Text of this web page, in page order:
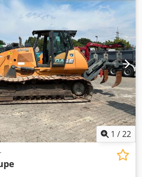
190 cv Horas: 6348 Transmissão:
Depósito de diesel: 1 Capacidade do
Assento pneumático: ? Freio a disco:
Dimensão do pneu: 600/65R25 +
Csdpfsynq Dbox Aizjrf Porcentagem
60% 90% - 40% Caixa de
hidráulico: ? Fabricante do tanque:
tanque: 8000 L Bomba de alta
alta pressão: 122 l/min - 130
Samson Controle remoto: ?
1 /22